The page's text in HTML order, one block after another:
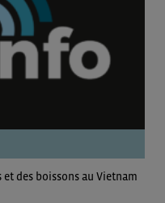
des boissons au Vietnam